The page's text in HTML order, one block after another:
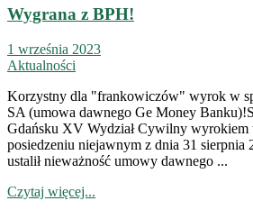
Wygrana z BPH!
1 września 2023
Aktualności
Korzystny dla "frankowiczów" wyrok w
SA (umowa dawnego Ge Money
Gdańsku XV Wydział Cywilny wyrokiem
posiedzeniu niejawnym z dnia 31 sierpnia
ustalił nieważność umowy dawnego ...
Czytaj więcej...